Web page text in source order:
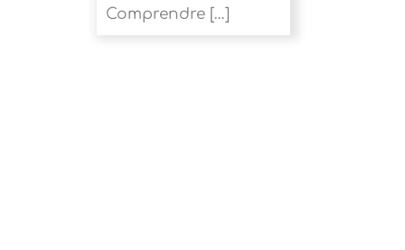
Comprendre […]